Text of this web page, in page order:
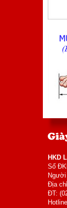
HKD
Số
Người
Địa
ĐT: